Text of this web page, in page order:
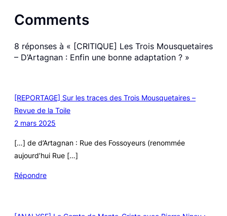
Comments
8 réponses à « [CRITIQUE] Les Trois Mousquetaires
– D’Artagnan : Enfin une bonne adaptation ? »
[REPORTAGE] Sur les traces des Trois Mousquetaires –
Revue de la Toile
2 mars 2025
[…] de d’Artagnan : Rue des Fossoyeurs (renommée
aujourd’hui Rue […]
Répondre